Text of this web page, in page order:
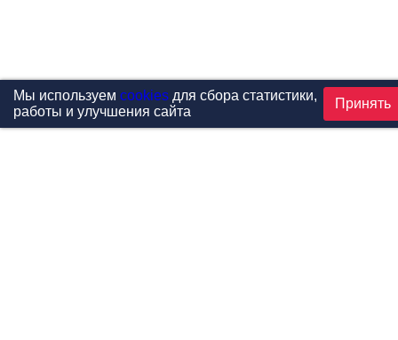
Мы используем cookiesдля сбора статистики,
работы и улучшения сайта
Принять